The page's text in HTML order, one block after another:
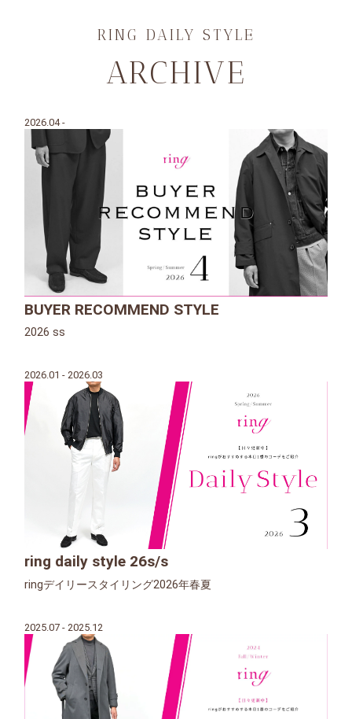
RING DAILY STYLE
ARCHIVE
2026.04 -
BUYER RECOMMEND STYLE
2026 ss
2026.01 - 2026.03
ring daily style 26s/s
ringデイリースタイリング2026年春夏
2025.07 - 2025.12